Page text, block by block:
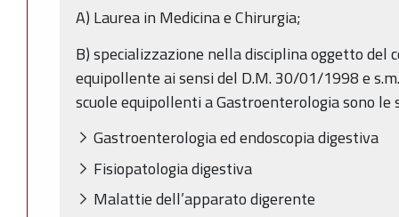
A) Laurea in Medicina e Chirurgia;
B) specializzazione nella disciplina oggetto del
equipollente ai sensi del D.M. 30/01/1998 e
scuole equipollenti a Gastroenterologia sono le
Gastroenterologia ed endoscopia digestiva
Fisiopatologia digestiva
Malattie dell’apparato digerente